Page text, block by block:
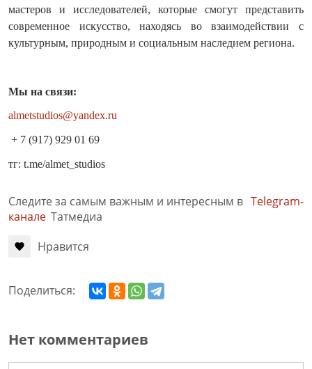
мастеров и исследователей, которые смогут представить
современное искусство, находясь во взаимодействии с
культурным, природным и социальным наследием региона.
Мы на связи:
almetstudios@yandex.ru
+ 7 (917) 929 01 69
тг: t.me/almet_studios
Следите за самым важным и интересным в Telegram-
канале Татмедиа
Нравится
Поделиться:
Нет комментариев